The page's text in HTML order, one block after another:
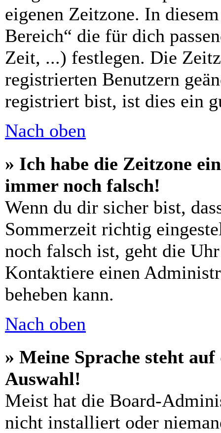
eigenen Zeitzone. In
Bereich“ die für dich
Zeit, ...) festlegen. Die
registrierten Benutzern
registriert bist, ist dies ein
Nach oben
» Ich habe die Zeitzone
immer noch falsch!
Wenn du dir sicher bist,
Sommerzeit richtig
noch falsch ist, geht die
Kontaktiere einen
beheben kann.
Nach oben
» Meine Sprache steht
Auswahl!
Meist hat die Board-
nicht installiert oder